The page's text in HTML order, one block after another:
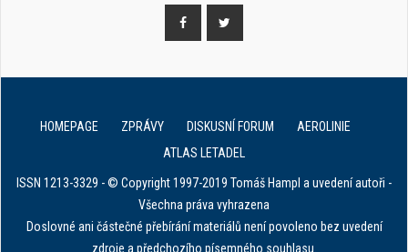
HOMEPAGE ZPRÁVY DISKUSNÍ FORUM
AEROLINIE
ATLAS LETADEL
ISSN 1213-3329 - © Copyright 1997-2019 Tomáš Hampl a uvedení autoři -
Všechna práva vyhrazena
Doslovné ani částečné přebírání materiálů není povoleno bez uvedení
zdroje a předchozího písemného souhlasu.